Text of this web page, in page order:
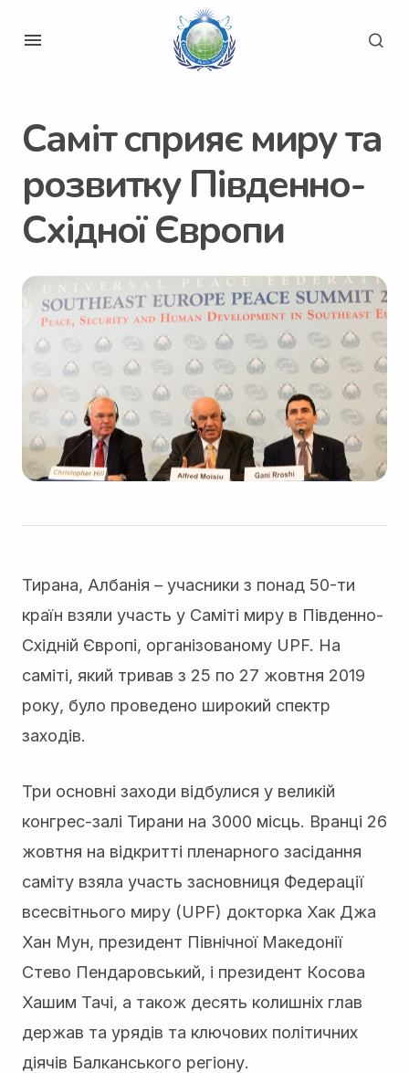
Саміт сприяє миру та
розвитку Південно-
Східної Європи
Тирана, Албанія – учасники з понад 50-ти
країн взяли участь у Саміті миру в Південно-
Східній Європі, організованому UPF. На
саміті, який тривав з 25 по 27 жовтня 2019
року, було проведено широкий спектр
заходів.
Три основні заходи відбулися у великій
конгрес-залі Тирани на 3000 місць. Вранці 26
жовтня на відкритті пленарного засідання
саміту взяла участь засновниця Федерації
всесвітнього миру (UPF) докторка Хак Джа
Хан Мун, президент Північної Македонії
Стево Пендаровський, і президент Косова
Хашим Тачі, а також десять колишніх глав
держав та урядів та ключових політичних
діячів Балканського регіону.